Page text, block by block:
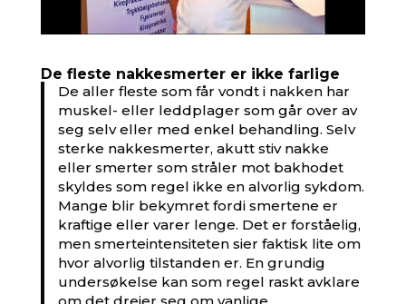
De fleste nakkesmerter er ikke farlige
De aller fleste som får vondt i nakken har
muskel- eller leddplager som går over av
seg selv eller med enkel behandling. Selv
sterke nakkesmerter, akutt stiv nakke
eller smerter som stråler mot bakhodet
skyldes som regel ikke en alvorlig sykdom.
Mange blir bekymret fordi smertene er
kraftige eller varer lenge. Det er forståelig,
men smerteintensiteten sier faktisk lite om
hvor alvorlig tilstanden er. En grundig
undersøkelse kan som regel raskt avklare
om det dreier seg om vanlige